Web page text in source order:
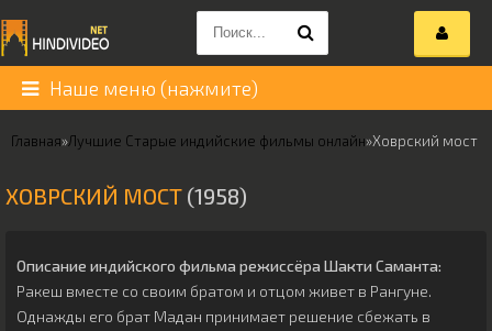
Наше меню (нажмите)
Главная»Лучшие Старые индийские фильмы онлайн»Ховрский мост
ХОВРСКИЙ МОСТ (1958)
Описание индийского фильма режиссёра Шакти Саманта:
Ракеш вместе со своим братом и отцом живет в Рангуне.
Однажды его брат Мадан принимает решение сбежать в